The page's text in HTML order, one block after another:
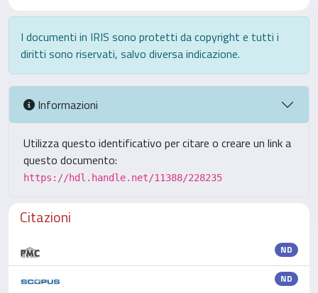
I documenti in IRIS sono protetti da copyright e tutti i
diritti sono riservati, salvo diversa indicazione.
Informazioni
Utilizza questo identificativo per citare o creare un link a
questo documento:
https://hdl.handle.net/11388/228235
Citazioni
ND
ND